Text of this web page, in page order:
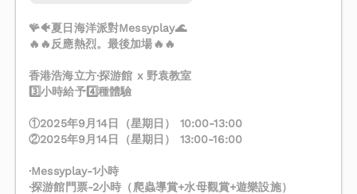
🪸🐠夏日海洋派對Messyplay🌊
🔥🔥反應熱烈。最後加場🔥🔥
香港浩海立方·探游館 x 野袁教室
3️⃣小時給予4️⃣種體驗
①2025年9月14日（星期日） 10:00-13:00
②2025年9月14日（星期日） 13:00-16:00
·Messyplay-1小時
·探游館門票-2小時（爬蟲導賞+水母觀賞+遊樂設施）